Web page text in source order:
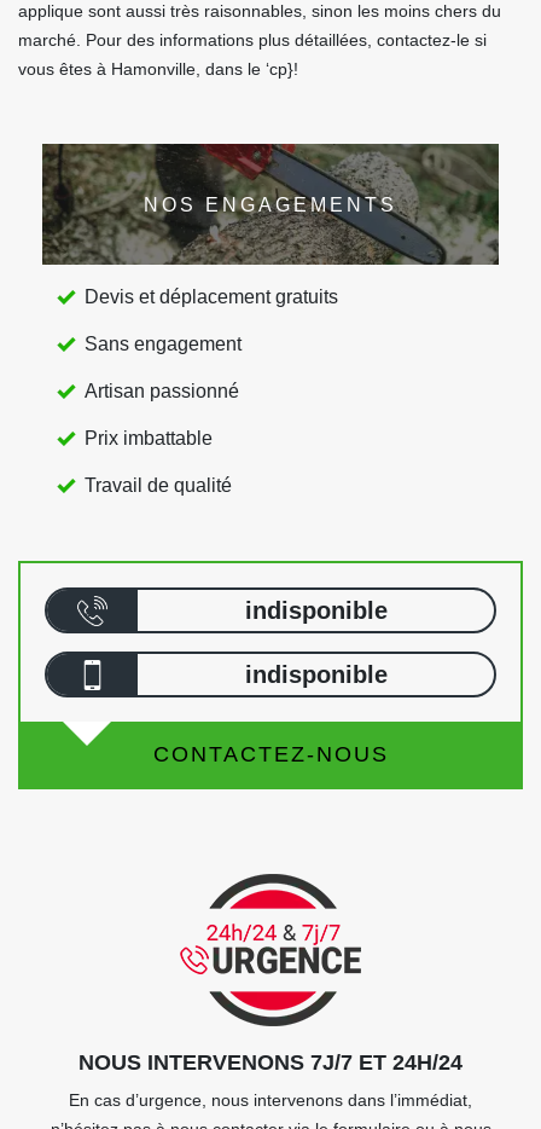
applique sont aussi très raisonnables, sinon les moins chers du
marché. Pour des informations plus détaillées, contactez-le si
vous êtes à Hamonville, dans le ‘cp}!
NOS ENGAGEMENTS
Devis et déplacement gratuits
Sans engagement
Artisan passionné
Prix imbattable
Travail de qualité
indisponible
indisponible
CONTACTEZ-NOUS
NOUS INTERVENONS 7J/7 ET 24H/24
En cas d’urgence, nous intervenons dans l’immédiat,